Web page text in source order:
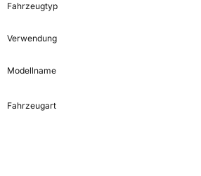
Fahrzeugtyp
Verwendung
Modellname
Fahrzeugart